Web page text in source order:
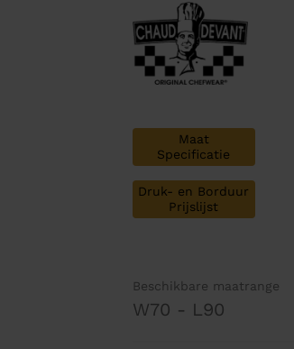
Maat
Specificatie
Druk- en Borduur
Prijslijst
Beschikbare maatrange
W70 - L90